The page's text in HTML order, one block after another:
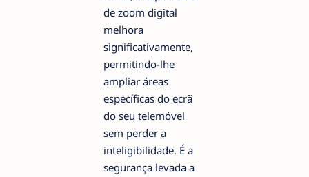
de zoom digital
melhora
significativamente,
permitindo-lhe
ampliar áreas
específicas do ecrã
do seu telemóvel
sem perder a
inteligibilidade. É a
segurança levada a